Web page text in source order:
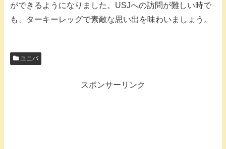
ができるようになりました。USJへの訪問が難しい時で
も、ターキーレッグで素敵な思い出を味わいましょう。
ユニバ
スポンサーリンク